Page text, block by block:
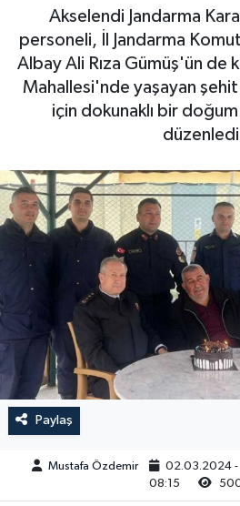
Akselendi Jandarma
personeli, İl Jandarma
Albay Ali Rıza Gümüş'ün de
Mahallesi'nde yaşayan şehit
için dokunaklı bir
Paylaş
Mustafa Özdemir 02.03.2024 -
08:15
Tarım-Gıda
Kültür-Sanat
Magazin
Dünya
Yaşam
Kadın
Yerel Haber
Akhisar Emlak
Ülke
Etiketler
Magazin
Kültür-Sanat
Duyurular
Sektörel
Röportaj
Dünya
Yaşam
Kadın
Teknoloji
Yerel Haber
Son Dakika Haberleri
Haber Arşivi